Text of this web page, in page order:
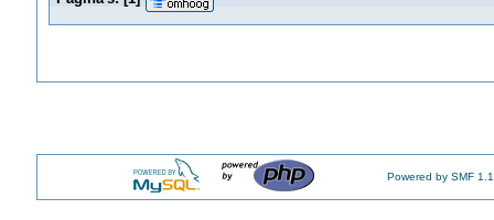
Powered by SMF